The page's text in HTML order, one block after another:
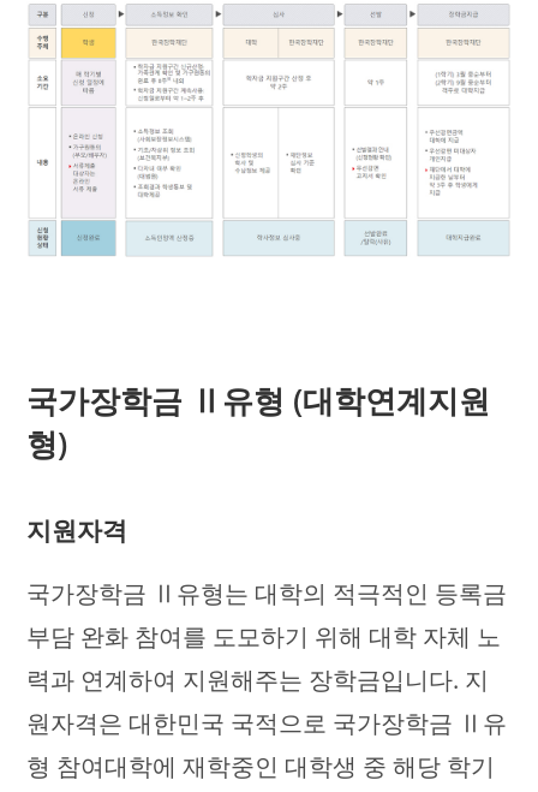
국가장학금 Ⅱ유형 (대학연계지원
형)
지원자격
국가장학금 Ⅱ유형는 대학의 적극적인 등록금
부담 완화 참여를 도모하기 위해 대학 자체 노
력과 연계하여 지원해주는 장학금입니다. 지
원자격은 대한민국 국적으로 국가장학금 Ⅱ유
형 참여대학에 재학중인 대학생 중 해당 학기